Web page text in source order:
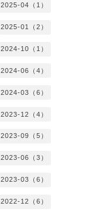
2025-04（1）
2025-01（2）
2024-10（1）
2024-06（4）
2024-03（6）
2023-12（4）
2023-09（5）
2023-06（3）
2023-03（6）
2022-12（6）